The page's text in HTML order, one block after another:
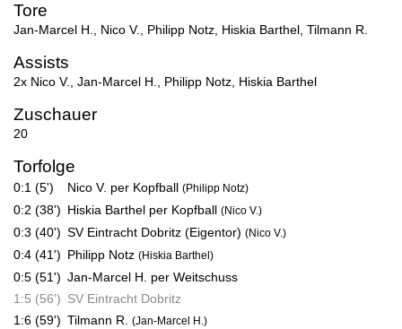
Tore
Jan-Marcel H. Nico V. Philipp Notz Hiskia Barthel Tilmann R.
Assists
2x Nico V. Jan-Marcel H. Philipp Notz Hiskia Barthel
Zuschauer
20
Torfolge
0:1 (5') Nico V. per Kopfball (Philipp Notz)
0:2 (38') Hiskia Barthel per Kopfball (Nico V.)
0:3 (40') SV Eintracht Dobritz (Eigentor) (Nico V.)
0:4 (41') Philipp Notz (Hiskia Barthel)
0:5 (51') Jan-Marcel H. per Weitschuss
1:5 (56') SV Eintracht Dobritz
1:6 (59') Tilmann R. (Jan-Marcel H.)